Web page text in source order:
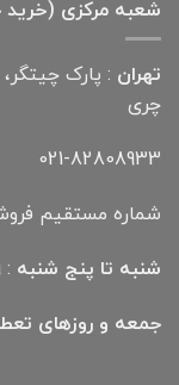
شعبه مرکزی
تهران : پارک
چری
021-82808933
شماره مستقیم فروشگاه :
شنبه تا پنج شنبه : 9 صبح تا 8 شب
جمعه و روزهای